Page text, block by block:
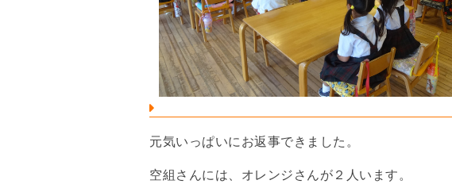
元気いっぱいにお返事できました。
空組さんには、オレンジさんが２人います。